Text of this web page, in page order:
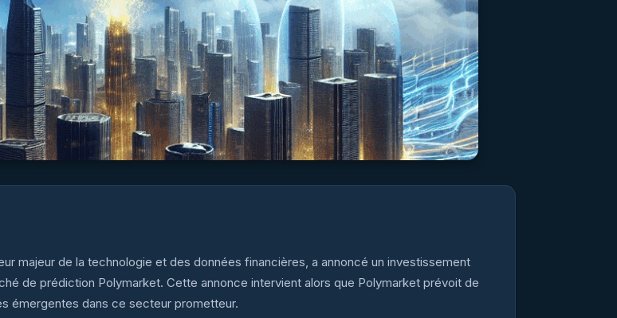
majeur de la technologie et des données financières, a annoncé un investissement
de prédiction Polymarket. Cette annonce intervient alors que Polymarket prévoit de
émergentes dans ce secteur prometteur.